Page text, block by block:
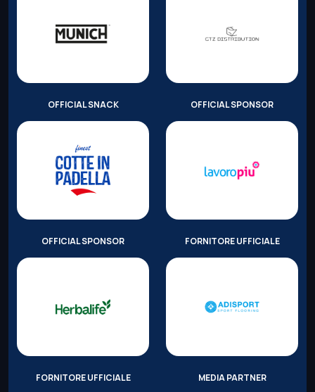
OFFICIAL SNACK OFFICIAL SPONSOR
OFFICIAL SPONSOR FORNITORE UFFICIALE
FORNITORE UFFICIALE MEDIA PARTNER